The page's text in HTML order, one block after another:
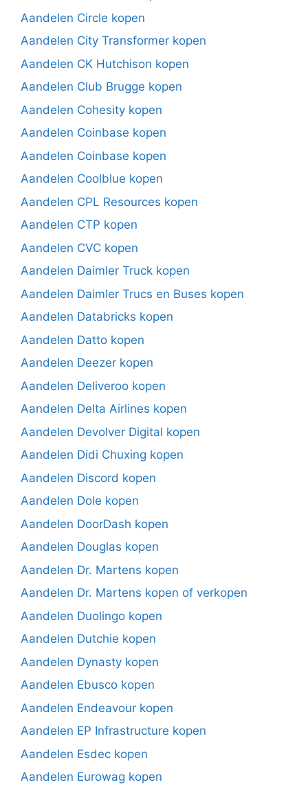
Aandelen Circle kopen
Aandelen City Transformer kopen
Aandelen CK Hutchison kopen
Aandelen Club Brugge kopen
Aandelen Cohesity kopen
Aandelen Coinbase kopen
Aandelen Coinbase kopen
Aandelen Coolblue kopen
Aandelen CPL Resources kopen
Aandelen CTP kopen
Aandelen CVC kopen
Aandelen Daimler Truck kopen
Aandelen Daimler Trucs en Buses kopen
Aandelen Databricks kopen
Aandelen Datto kopen
Aandelen Deezer kopen
Aandelen Deliveroo kopen
Aandelen Delta Airlines kopen
Aandelen Devolver Digital kopen
Aandelen Didi Chuxing kopen
Aandelen Discord kopen
Aandelen Dole kopen
Aandelen DoorDash kopen
Aandelen Douglas kopen
Aandelen Dr. Martens kopen
Aandelen Dr. Martens kopen of verkopen
Aandelen Duolingo kopen
Aandelen Dutchie kopen
Aandelen Dynasty kopen
Aandelen Ebusco kopen
Aandelen Endeavour kopen
Aandelen EP Infrastructure kopen
Aandelen Esdec kopen
Aandelen Eurowag kopen